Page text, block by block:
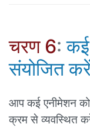
चरण 6: कई
संयोजित
आप कई एनीमेशन
क्रम से व्यवस्थित